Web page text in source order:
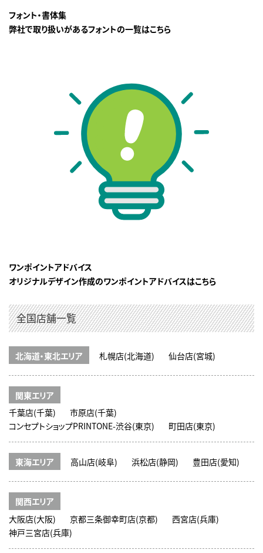
フォント・書体集
弊社で取り扱いがあるフォントの一覧はこちら
ワンポイントアドバイス
オリジナルデザイン作成のワンポイントアドバイスはこちら
全国店舗一覧
北海道・東北エリア 札幌店(北海道) 仙台店(宮城)
関東エリア
千葉店(千葉)
市原店(千葉)
コンセプトショップPRINTONE-渋谷(東京)
町田店(東京)
東海エリア 高山店(岐阜) 浜松店(静岡) 豊田店(愛知)
関西エリア
大阪店(大阪)
京都三条御幸町店(京都)
西宮店(兵庫)
神戸三宮店(兵庫)